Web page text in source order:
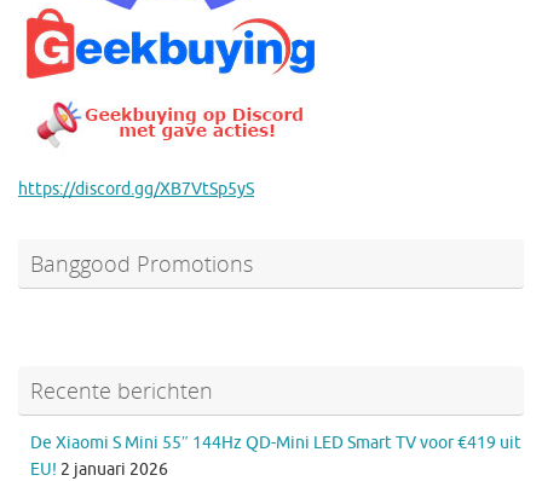
https://discord.gg/XB7VtSp5yS
Banggood Promotions
Recente berichten
De Xiaomi S Mini 55″ 144Hz QD-Mini LED Smart TV voor €419 uit
EU! 2 januari 2026